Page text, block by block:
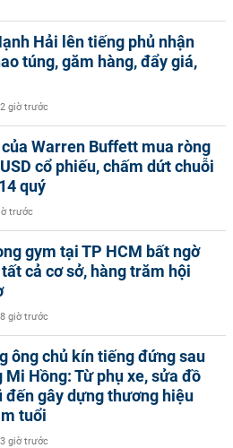
Hải lên tiếng phủ nhận
túng, găm hàng, đẩy giá,
2 giờ trước
Warren Buffett mua ròng
cổ phiếu, chấm dứt chuỗi
quý
trước
gym tại TP HCM bất ngờ
cả cơ sở, hàng trăm hội
8 giờ trước
ông chủ kín tiếng đứng sau
Hồng: Từ phụ xe, sửa đồ
đến gây dựng thương hiệu
tuổi
3 giờ trước